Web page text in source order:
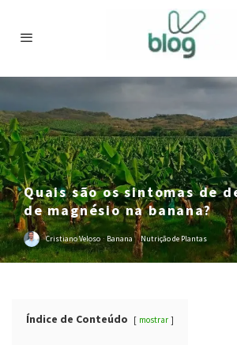
Quais são os sintomas de
de magnésio na banana?
Cristiano Veloso · Banana Nutrição de Plantas
Índice de Conteúdo mostrar